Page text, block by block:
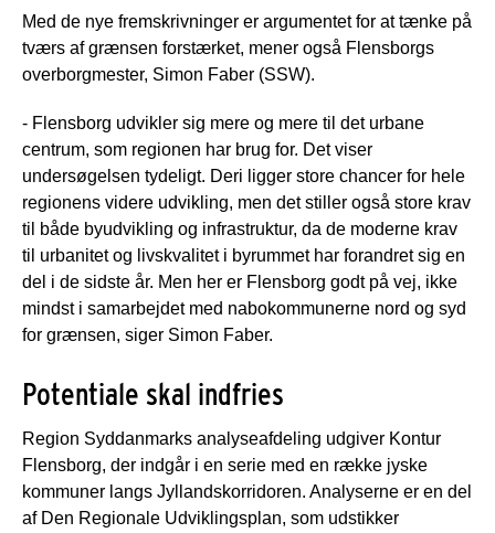
Med de nye fremskrivninger er argumentet for at tænke på
tværs af grænsen forstærket, mener også Flensborgs
overborgmester, Simon Faber (SSW).
- Flensborg udvikler sig mere og mere til det urbane
centrum, som regionen har brug for. Det viser
undersøgelsen tydeligt. Deri ligger store chancer for hele
regionens videre udvikling, men det stiller også store krav
til både byudvikling og infrastruktur, da de moderne krav
til urbanitet og livskvalitet i byrummet har forandret sig en
del i de sidste år. Men her er Flensborg godt på vej, ikke
mindst i samarbejdet med nabokommunerne nord og syd
for grænsen, siger Simon Faber.
Potentiale skal indfries
Region Syddanmarks analyseafdeling udgiver Kontur
Flensborg, der indgår i en serie med en række jyske
kommuner langs Jyllandskorridoren. Analyserne er en del
af Den Regionale Udviklingsplan, som udstikker